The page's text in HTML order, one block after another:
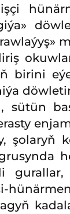
birini
sütün
şolaryň